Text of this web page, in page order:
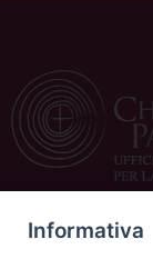
Informativa